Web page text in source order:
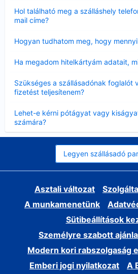
Hol található meg a szálláshely
mail címe?
Hogyan tudhatom meg, hogy
Ha megadom hitelkártyám adatait,
Szükséges a szállásadónak foglalót
fizetést teljesítenem?
Lehet-e kérni pótágyat vagy
számára?
Legyen szállásadó
Asztali változat
A munkamenetünk
Sütibeállítások
Személyre szabott
Modern kori rabszolgaság
Emberi jogi nyilatkozat
A